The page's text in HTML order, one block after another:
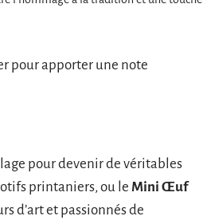
pour apporter une note
pour devenir de véritables
printaniers, ou le Mini Œuf
d’art et passionnés de